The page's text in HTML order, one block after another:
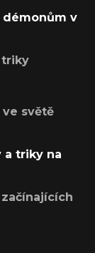
démonům v
triky
světě
a triky na